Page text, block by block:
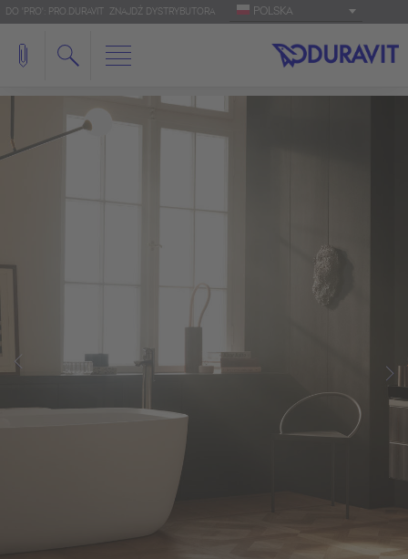
DO 'PRO': PRO.DURAVIT ZNAJDŹ DYSTRYBUTORA POLSKA